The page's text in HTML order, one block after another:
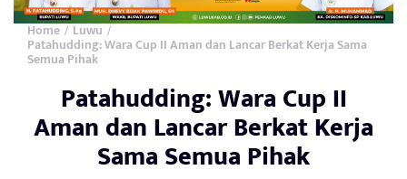
Home / Luwu /
Patahudding: Wara Cup II Aman dan Lancar Berkat Kerja Sama
Semua Pihak
Patahudding: Wara Cup II
Aman dan Lancar Berkat Kerja
Sama Semua Pihak